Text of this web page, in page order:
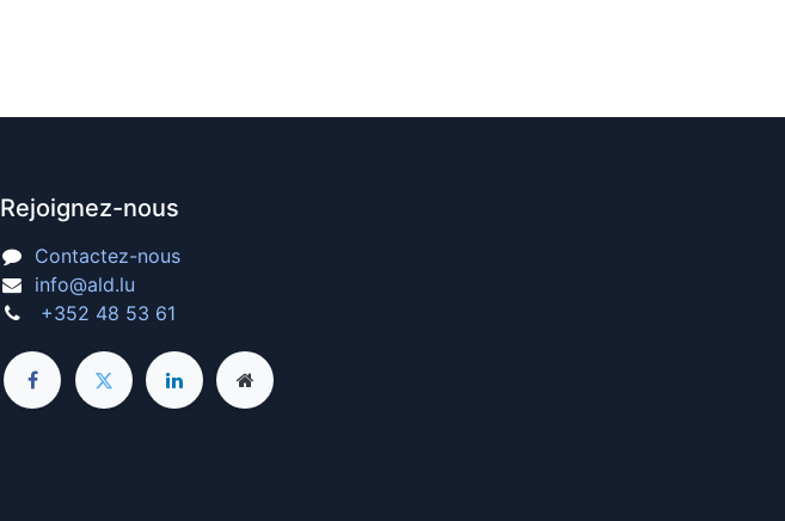
Rejoignez-nous
Contactez-nous
info@ald.lu
+352 48 53 61